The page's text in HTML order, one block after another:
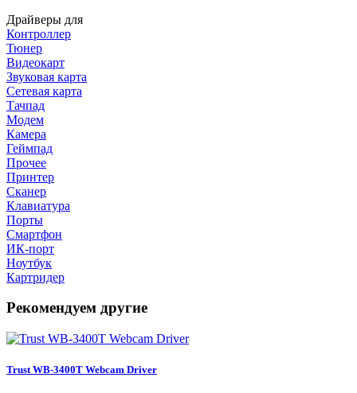
Драйверы для
Контроллер
Тюнер
Видеокарт
Звуковая карта
Сетевая карта
Тачпад
Модем
Камера
Геймпад
Прочее
Принтер
Сканер
Клавиатура
Порты
Смартфон
ИК-порт
Ноутбук
Картридер
Рекомендуем другие
Trust WB-3400T Webcam Driver